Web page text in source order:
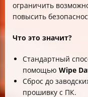
ограничить
повысить
Что это значит?
Стандартный
помощью Wipe
Сброс до
прошивку с ПК.